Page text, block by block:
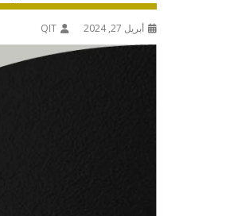
أبريل 27, 2024 QIT